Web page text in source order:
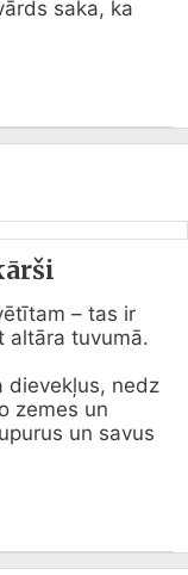
saka, ka
– tas ir
altāra tuvumā.
dievekļus, nedz
zemes un
un savus